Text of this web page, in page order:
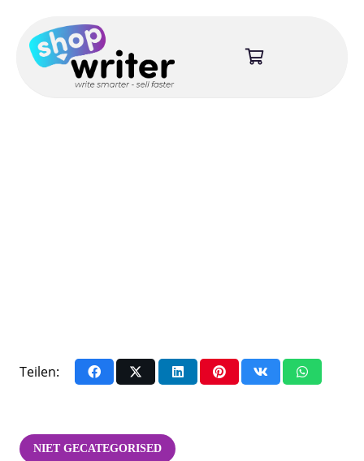
Teilen:
NIET GECATEGORISED